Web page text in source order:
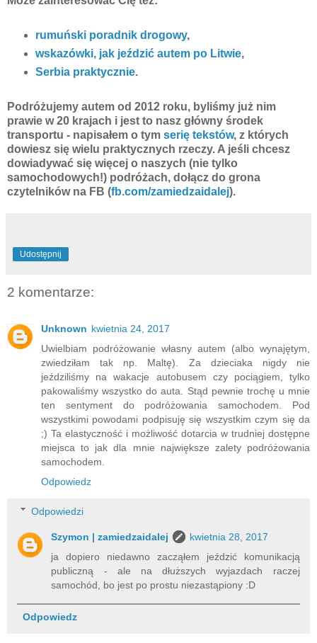
rumuński poradnik drogowy,
wskazówki, jak jeździć autem po Litwie,
Serbia praktycznie.
Podróżujemy autem od 2012 roku, byliśmy już nim
prawie w 20 krajach i jest to nasz główny środek
transportu - napisałem o tym serię tekstów, z których
dowiesz się wielu praktycznych rzeczy. A jeśli chcesz
dowiadywać się więcej o naszych (nie tylko
samochodowych!) podróżach, dołącz do grona
czytelników na FB (fb.com/zamiedzaidalej).
Udostępnij
2 komentarze:
Unknown kwietnia 24, 2017
Uwielbiam podróżowanie własny autem (albo wynajętym,
zwiedziłam tak np. Maltę). Za dzieciaka nigdy nie
jeździliśmy na wakacje autobusem czy pociągiem, tylko
pakowaliśmy wszystko do auta. Stąd pewnie trochę u mnie
ten sentyment do podróżowania samochodem. Pod
wszystkimi powodami podpisuję się wszystkim czym się da
;) Ta elastyczność i możliwość dotarcia w trudniej dostępne
miejsca to jak dla mnie największe zalety podróżowania
samochodem.
Odpowiedz
Odpowiedzi
Szymon | zamiedzaidalej
kwietnia 28, 2017
ja dopiero niedawno zacząłem jeździć komunikacją
publiczną - ale na dłuższych wyjazdach raczej
samochód, bo jest po prostu niezastąpiony :D
Odpowiedz